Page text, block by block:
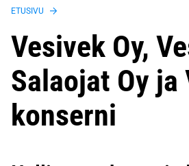
ETUSIVU
Vesivek Oy,
Salaojat Oy ja
konserni